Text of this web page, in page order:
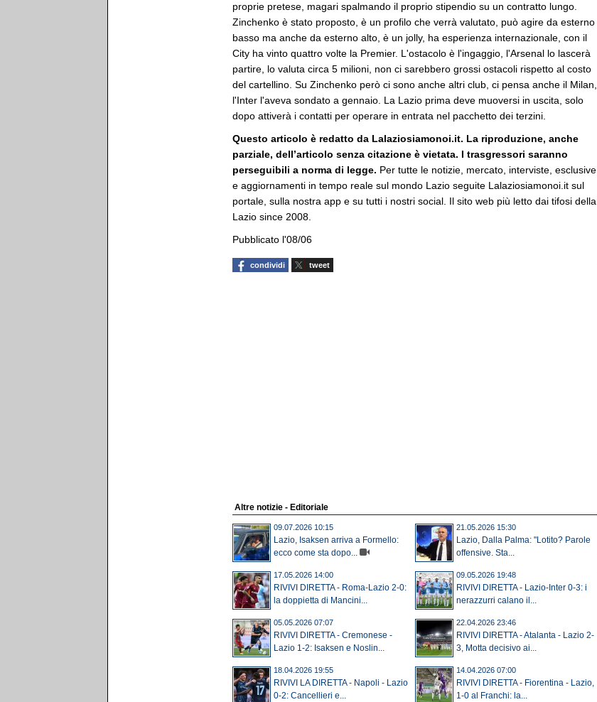
proprie pretese, magari spalmando il proprio stipendio su un contratto lungo.
Zinchenko è stato proposto, è un profilo che verrà valutato, può agire da esterno
basso ma anche da esterno alto, è un jolly, ha esperienza internazionale, con il
City ha vinto quattro volte la Premier. L'ostacolo è l'ingaggio, l'Arsenal lo lascerà
partire, lo valuta circa 5 milioni, non ci sarebbero grossi ostacoli rispetto al costo
del cartellino. Su Zinchenko però ci sono anche altri club, ci pensa anche il Milan,
l'Inter l'aveva sondato a gennaio. La Lazio prima deve muoversi in uscita, solo
dopo attiverà i contatti per operare in entrata nel pacchetto dei terzini.
Questo articolo è redatto da Lalaziosiamonoi.it. La riproduzione, anche
parziale, dell’articolo senza citazione è vietata. I trasgressori saranno
perseguibili a norma di legge. Per tutte le notizie, mercato, interviste, esclusive
e aggiornamenti in tempo reale sul mondo Lazio seguite Lalaziosiamonoi.it sul
portale, sulla nostra app e su tutti i nostri social. Il sito web più letto dai tifosi della
Lazio since 2008.
Pubblicato l'08/06
condividi tweet
Altre notizie - Editoriale
09.07.2026 10:15
Lazio, Isaksen arriva a Formello:
ecco come sta dopo...
21.05.2026 15:30
Lazio, Dalla Palma: "Lotito? Parole
offensive. Sta...
17.05.2026 14:00
RIVIVI DIRETTA - Roma-Lazio 2-0:
la doppietta di Mancini...
09.05.2026 19:48
RIVIVI DIRETTA - Lazio-Inter 0-3: i
nerazzurri calano il...
05.05.2026 07:07
RIVIVI DIRETTA - Cremonese -
Lazio 1-2: Isaksen e Noslin...
22.04.2026 23:46
RIVIVI DIRETTA - Atalanta - Lazio 2-
3, Motta decisivo ai...
18.04.2026 19:55
RIVIVI LA DIRETTA - Napoli - Lazio
0-2: Cancellieri e...
14.04.2026 07:00
RIVIVI DIRETTA - Fiorentina - Lazio,
1-0 al Franchi: la...